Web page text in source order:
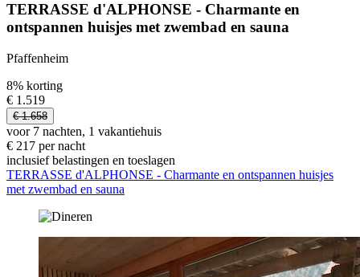
TERRASSE d'ALPHONSE - Charmante en
ontspannen huisjes met zwembad en sauna
Pfaffenheim
8% korting
€ 1.519
€ 1.658
voor 7 nachten, 1 vakantiehuis
€ 217 per nacht
inclusief belastingen en toeslagen
TERRASSE d'ALPHONSE - Charmante en ontspannen huisjes
met zwembad en sauna